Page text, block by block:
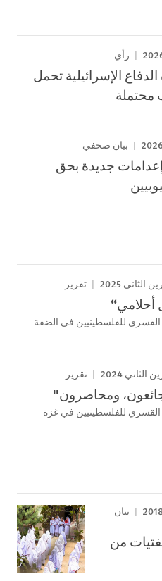
رأي
الإسرائيلية تحمل
محتملة
بيان صحفي
جديدة بحق
تقرير
القسري للفلسطينيين في الضفة
تقرير
ومحاصرون"
القسري للفلسطينيين في غزة
بيان
من